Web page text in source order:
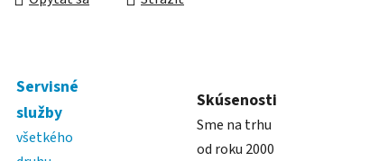
Servisné
služby
všetkého
Skúsenosti
Sme na trhu
od roku 2000